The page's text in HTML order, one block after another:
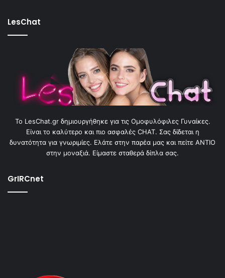
LesChat
To LesChat.gr δημιουργήθηκε για τις Ομοφυλόφιλες Γυναίκες.
Είναι το καλύτερο και πιο ασφαλές CHAT. Σας δίδεται η
δυνατότητα για γνωριμίες. Ελάτε στην παρέα μας και πείτε ΑΝΤΙΟ
στην μοναξιά. Είμαστε σταθερά δίπλα σας.
GrIRCnet